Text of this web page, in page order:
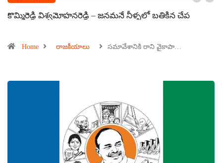
కొమ్మిరెడ్డి విశ్వమోహనరెడ్డి – జనమనే నీళ్ళలో బతికిన చేప
Home రాజకీయాలు సమావేశానికి రాని వైకాపా…